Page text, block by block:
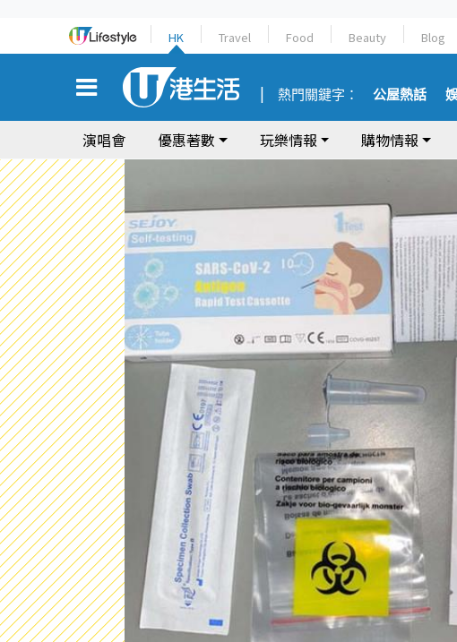
HK Travel Food Beauty Blog
熱門關鍵字： 公屋熱話
演唱會 優惠著數 玩樂情報 購物情報